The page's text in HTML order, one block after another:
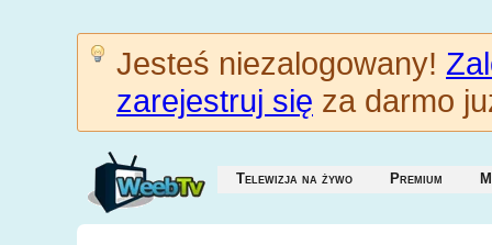
Jesteś niezalogowany!
zarejestruj się za darmo
Telewizja na żywo Premium